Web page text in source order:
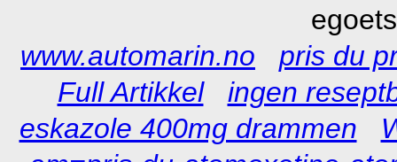
www.automarin.no
pris du
Full Artikkel
ingen
eskazole 400mg drammen